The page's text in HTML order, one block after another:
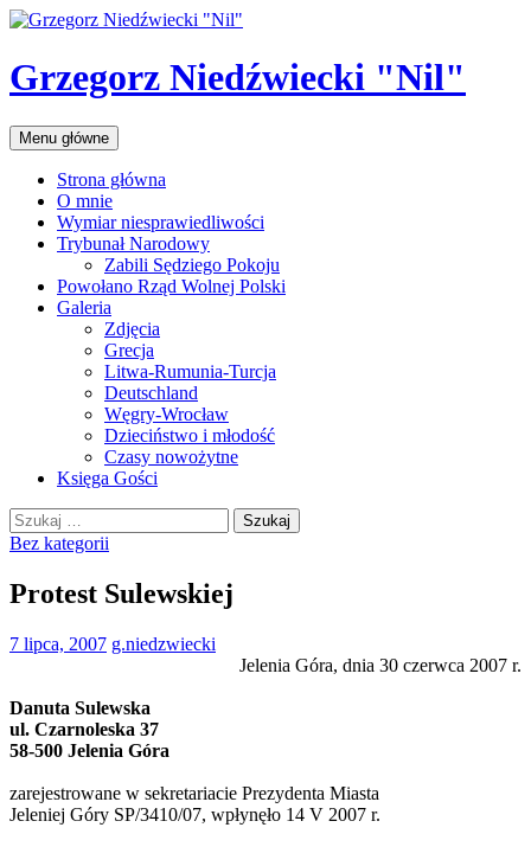
Przejdź
treści
Grzegorz Niedźwiecki "Nil"
Szukaj
Menu główne
Strona główna
O mnie
Wymiar niesprawiedliwości
Trybunał Narodowy
Zabili Sędziego Pokoju
Powołano Rząd Wolnej Polski
Galeria
Zdjęcia
Grecja
Litwa-Rumunia-Turcja
Deutschland
Węgry-Wrocław
Dzieciństwo i młodość
Czasy nowożytne
Księga Gości
Szukaj:
Bez kategorii
Protest Sulewskiej
7 lipca, 2007 g.niedzwiecki
Jelenia Góra, dnia 30 czerwca 2007 r.
Danuta Sulewska
ul. Czarnoleska 37
58-500 Jelenia Góra
zarejestrowane w sekretariacie Prezydenta Miasta
Jeleniej Góry SP/3410/07, wpłynęło 14 V 2007 r.